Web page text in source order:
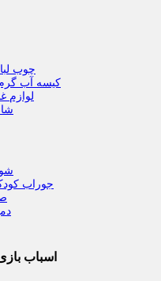
چوب
کیسه آب
لوازم
جوراب
اسباب